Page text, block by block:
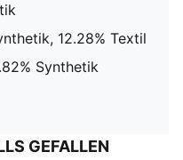
12.28% Textil
Synthetik
GEFALLEN